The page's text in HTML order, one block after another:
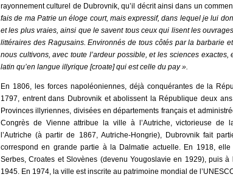
rayonnement culturel de Dubrovnik, qu’il décrit ainsi dans un
fais de ma Patrie un éloge court, mais expressif, dans lequel je lui
et les plus vraies, ainsi que le savent tous ceux qui lisent les
littéraires des Ragusains. Environnés de tous côtés par la barbarie
nous cultivons, avec toute l’ardeur possible, et les sciences exactes,
latin qu’en langue illyrique [croate] qui est celle du pay ».
En 1806, les forces napoléoniennes, déjà conquérantes de la
1797, entrent dans Dubrovnik et abolissent la République deux
Provinces illyriennes, divisées en départements français et
Congrès de Vienne attribue la ville à l’Autriche, victorieuse de
l’Autriche (à partir de 1867, Autriche-Hongrie), Dubrovnik fait
correspond en grande partie à la Dalmatie actuelle. En 1918,
Serbes, Croates et Slovènes (devenu Yougoslavie en 1929), puis
1945. En 1974, la ville est inscrite au patrimoine mondial de